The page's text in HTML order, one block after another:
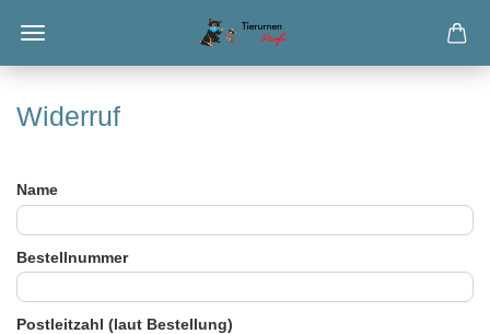
Widerruf
Name
Bestellnummer
Postleitzahl (laut Bestellung)